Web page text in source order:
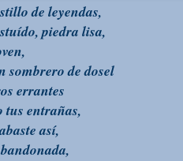
de leyendas,
piedra lisa,
sombrero de dosel
errantes
tus entrañas,
así,